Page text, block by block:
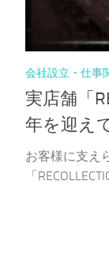
会社設立・仕事
実店舗「
年を迎え
お客様に支え
「